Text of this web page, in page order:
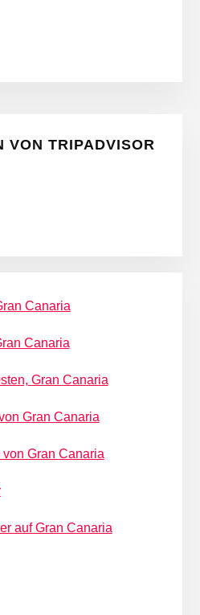
VON TRIPADVISOR
Canaria
Canaria
Gran Canaria
Gran Canaria
Gran Canaria
auf Gran Canaria